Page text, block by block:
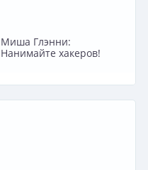
Миша Глэнни:
Нанимайте хакеров!